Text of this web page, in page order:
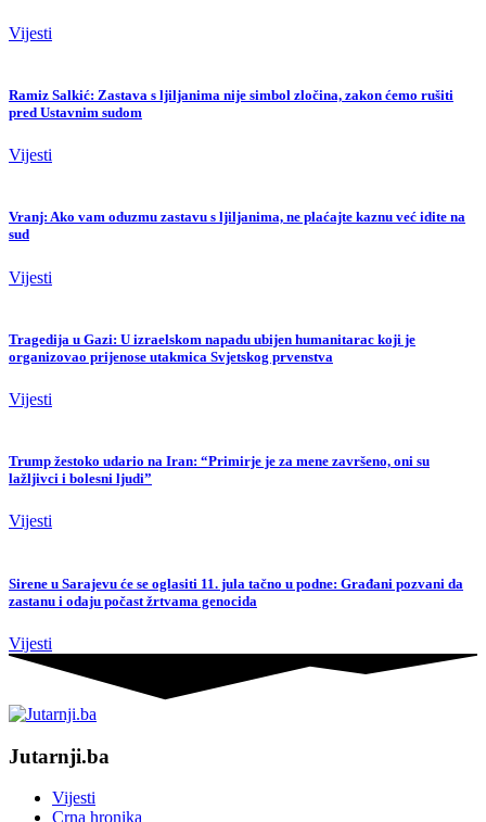
Vijesti
Ramiz Salkić: Zastava s ljiljanima nije simbol zločina, zakon ćemo rušiti
pred Ustavnim sudom
Vijesti
Vranj: Ako vam oduzmu zastavu s ljiljanima, ne plaćajte kaznu već idite na
sud
Vijesti
Tragedija u Gazi: U izraelskom napadu ubijen humanitarac koji je
organizovao prijenose utakmica Svjetskog prvenstva
Vijesti
Trump žestoko udario na Iran: “Primirje je za mene završeno, oni su
lažljivci i bolesni ljudi”
Vijesti
Sirene u Sarajevu će se oglasiti 11. jula tačno u podne: Građani pozvani da
zastanu i odaju počast žrtvama genocida
Vijesti
Jutarnji.ba
Vijesti
Crna hronika